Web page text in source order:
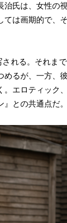
氏は、女性の
は画期的で、
れる。それま
るが、一方、
エロティック
との共通点だ。